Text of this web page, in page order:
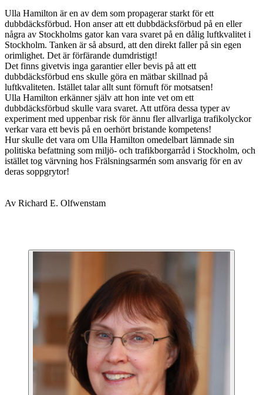
Ulla Hamilton är en av dem som propagerar starkt för ett
dubbdäcksförbud. Hon anser att ett dubbdäcksförbud på en eller
några av Stockholms gator kan vara svaret på en dålig luftkvalitet i
Stockholm. Tanken är så absurd, att den direkt faller på sin egen
orimlighet. Det är förfärande dumdristigt!
Det finns givetvis inga garantier eller bevis på att ett
dubbdäcksförbud ens skulle göra en mätbar skillnad på
luftkvaliteten. Istället talar allt sunt förnuft för motsatsen!
Ulla Hamilton erkänner själv att hon inte vet om ett
dubbdäcksförbud skulle vara svaret. Att utföra dessa typer av
experiment med uppenbar risk för ännu fler allvarliga trafikolyckor
verkar vara ett bevis på en oerhört bristande kompetens!
Hur skulle det vara om Ulla Hamilton omedelbart lämnade sin
politiska befattning som miljö- och trafikborgarråd i Stockholm, och
istället tog värvning hos Frälsningsarmén som ansvarig för en av
deras soppgrytor!
Av Richard E. Olfwenstam